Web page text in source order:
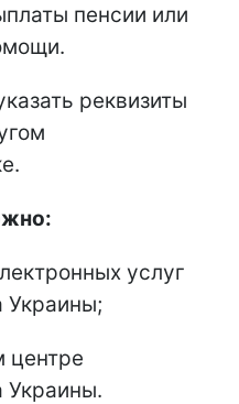
пенсии или
реквизиты
услуг
Украины;
центре
Украины.